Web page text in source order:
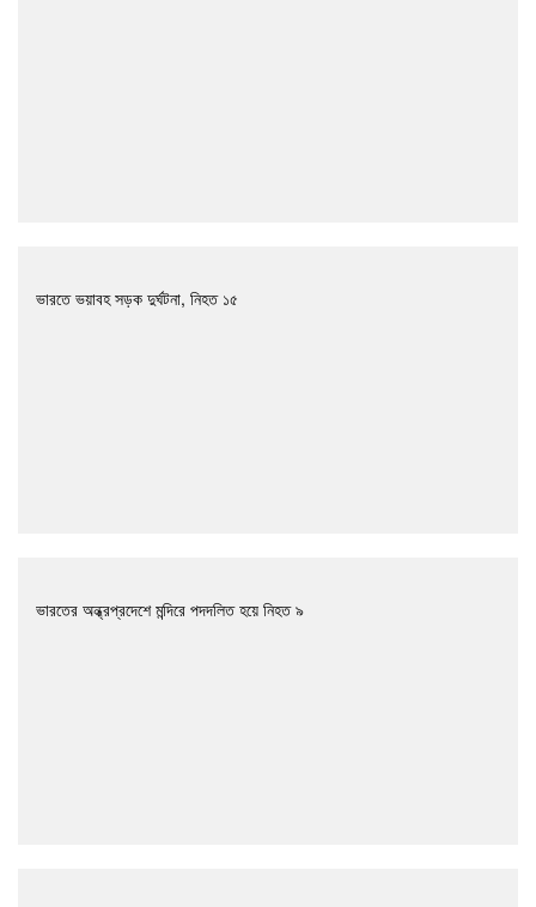
ভারতে ভয়াবহ সড়ক দুর্ঘটনা, নিহত ১৫
ভারতের অন্ধ্রপ্রদেশে মন্দিরে পদদলিত হয়ে নিহত ৯